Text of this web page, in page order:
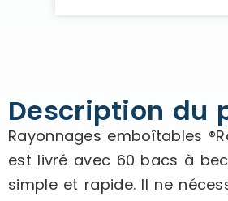
Description du
Rayonnages emboîtables
est livré avec 60 bacs à
simple et rapide. Il ne